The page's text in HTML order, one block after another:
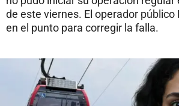
de este viernes. El operador público
en el punto para corregir la falla.